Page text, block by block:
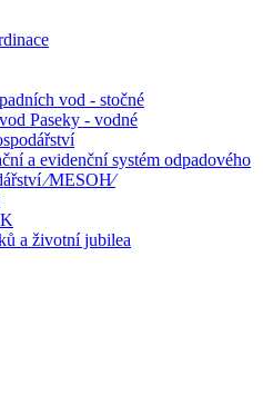
vod - stočné
Paseky - vodné
a evidenční systém odpadového
⁄MESOH⁄
a životní jubilea